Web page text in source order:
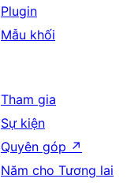
Plugin
Mẫu khối
Tham gia
Sự kiện
Quyên góp ↗
Năm cho Tương lai